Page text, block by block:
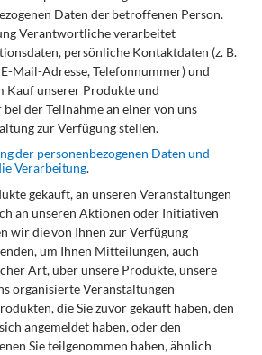
Daten derbetroffenen Person.
Verantwortliche verarbeitet
persönliche Kontaktdaten (z. B.
Mail-Adresse, Telefonnummer) und
Kauf unserer Produkte und
der Teilnahme an einer von uns
zur Verfügung stellen.
der personenbezogenen Daten und
Verarbeitung.
gekauft, an unseren Veranstaltungen
an unseren Aktionen oder Initiativen
wirdievon Ihnen zurVerfügung
um Ihnen Mitteilungen,auch
Art, über unsere Produkte, unsere
organisierte Veranstaltungen
die Sie zuvor gekauft haben, den
angemeldet haben, oder den
Sie teilgenommen haben, ähnlich